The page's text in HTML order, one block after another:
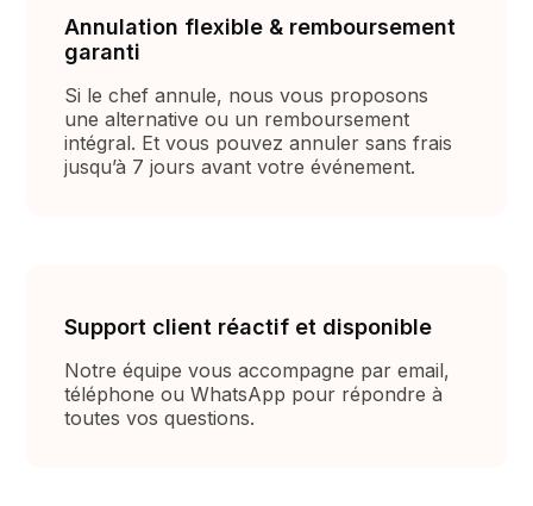
Annulation flexible & remboursement
garanti
Si le chef annule, nous vous proposons
une alternative ou un remboursement
intégral. Et vous pouvez annuler sans frais
jusqu’à 7 jours avant votre événement.
Support client réactif et disponible
Notre équipe vous accompagne par email,
téléphone ou WhatsApp pour répondre à
toutes vos questions.